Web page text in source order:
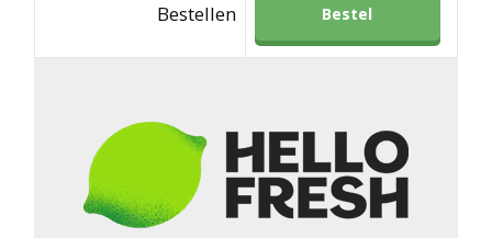
Bestellen Bestel